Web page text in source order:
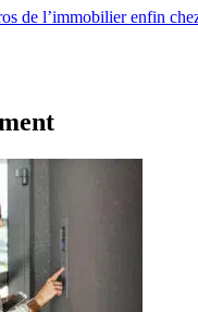
de l’immobilierenfin